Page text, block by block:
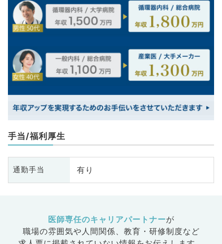
手当/福利厚生
通勤手当 有り
医師専任のキャリアパートナーが
職場の雰囲気や人間関係、 教育・研修制度など